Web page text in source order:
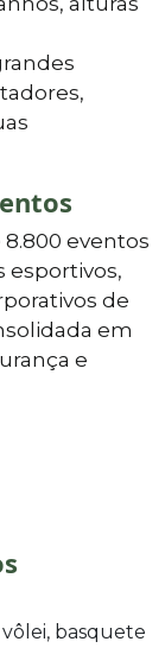
8.800 eventos
esportivos,
de
em
e
basquete